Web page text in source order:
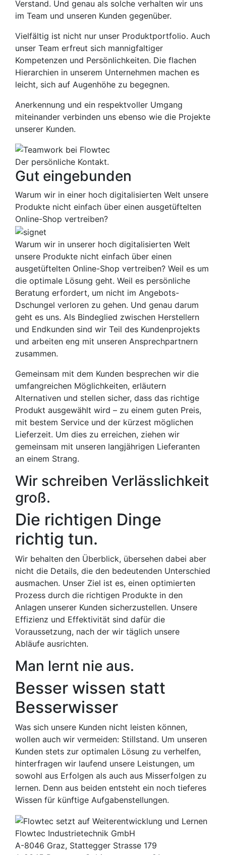
Verstand. Und genau als solche verhalten wir uns
im Team und unseren Kunden gegenüber.
Vielfältig ist nicht nur unser Produktportfolio. Auch
unser Team erfreut sich mannigfaltiger
Kompetenzen und Persönlichkeiten. Die flachen
Hierarchien in unserem Unternehmen machen es
leicht, sich auf Augenhöhe zu begegnen.
Anerkennung und ein respektvoller Umgang
miteinander verbinden uns ebenso wie die Projekte
unserer Kunden.
Der persönliche Kontakt.
Gut eingebunden
Warum wir in einer hoch digitalisierten Welt unsere
Produkte nicht einfach über einen ausgetüftelten
Online-Shop vertreiben?
Warum wir in unserer hoch digitalisierten Welt
unsere Produkte nicht einfach über einen
ausgetüftelten Online-Shop vertreiben? Weil es um
die optimale Lösung geht. Weil es persönliche
Beratung erfordert, um nicht im Angebots-
Dschungel verloren zu gehen. Und genau darum
geht es uns. Als Bindeglied zwischen Herstellern
und Endkunden sind wir Teil des Kundenprojekts
und arbeiten eng mit unseren Ansprechpartnern
zusammen.
Gemeinsam mit dem Kunden besprechen wir die
umfangreichen Möglichkeiten, erläutern
Alternativen und stellen sicher, dass das richtige
Produkt ausgewählt wird – zu einem guten Preis,
mit bestem Service und der kürzest möglichen
Lieferzeit. Um dies zu erreichen, ziehen wir
gemeinsam mit unseren langjährigen Lieferanten
an einem Strang.
Wir schreiben Verlässlichkeit
groß.
Die richtigen Dinge
richtig tun.
Wir behalten den Überblick, übersehen dabei aber
nicht die Details, die den bedeutenden Unterschied
ausmachen. Unser Ziel ist es, einen optimierten
Prozess durch die richtigen Produkte in den
Anlagen unserer Kunden sicherzustellen. Unsere
Effizienz und Effektivität sind dafür die
Voraussetzung, nach der wir täglich unsere
Abläufe ausrichten.
Man lernt nie aus.
Besser wissen statt
Besserwisser
Was sich unsere Kunden nicht leisten können,
wollen auch wir vermeiden: Stillstand. Um unseren
Kunden stets zur optimalen Lösung zu verhelfen,
hinterfragen wir laufend unsere Leistungen, um
sowohl aus Erfolgen als auch aus Misserfolgen zu
lernen. Denn aus beiden entsteht ein noch tieferes
Wissen für künftige Aufgabenstellungen.
Flowtec Industrietechnik GmbH
A-8046 Graz, Stattegger Strasse 179